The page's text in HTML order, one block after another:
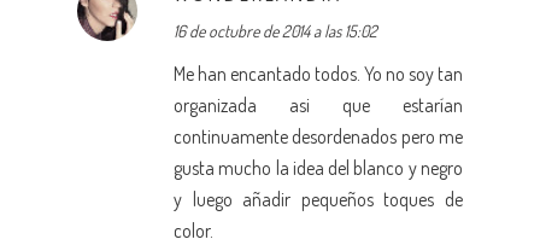
16 de octubre de 2014 a las 15:02
Me han encantado todos. Yo no soy tan
organizada asi que estarían
continuamente desordenados pero me
gusta mucho la idea del blanco y negro
y luego añadir pequeños toques de
color.